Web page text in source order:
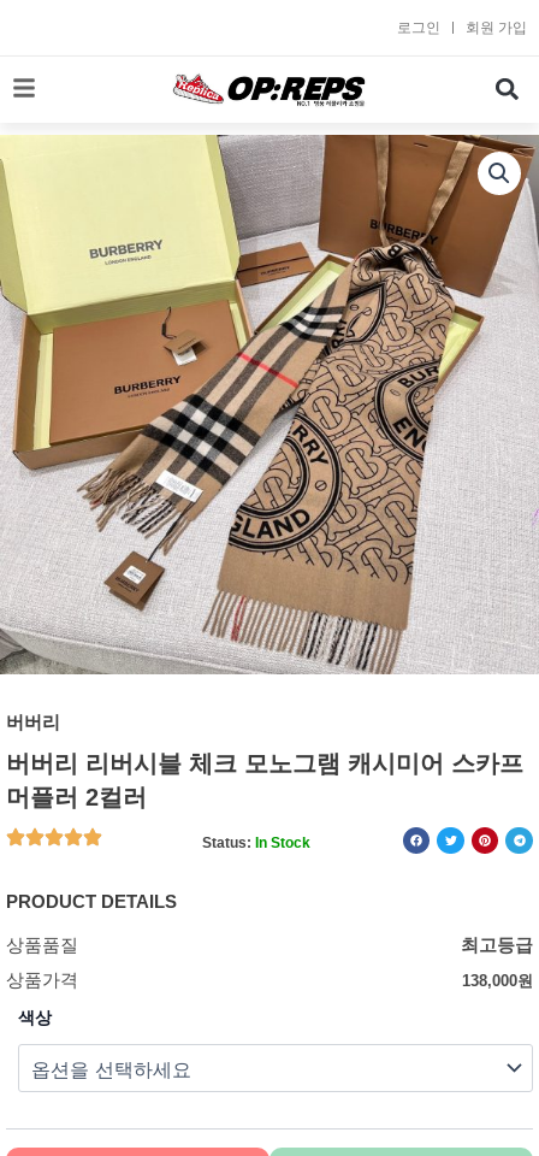
로
너
뛰
기
로그인 회원 가입
버버리
버버리 리버시블 체크 모노그램 캐시미어 스카프
머플러 2컬러
Status: In Stock
PRODUCT DETAILS
상품품질
최고등급
상품가격
138,000원
색상